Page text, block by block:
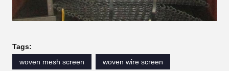
Tags:
woven mesh screen
woven wire screen